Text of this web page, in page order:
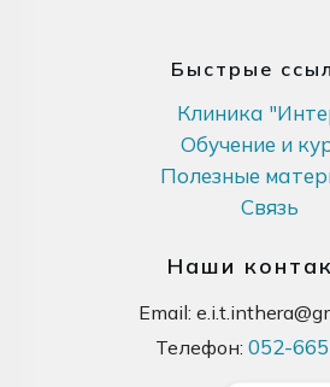
Наши
Email:
Телефон: 052-
Быстрые
Клиника
Обучение и
Полезные
Связь